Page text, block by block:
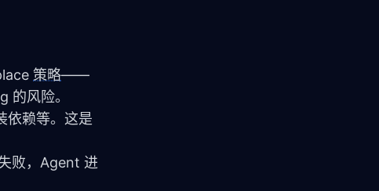
策略——
的风险。
败，Agent 进